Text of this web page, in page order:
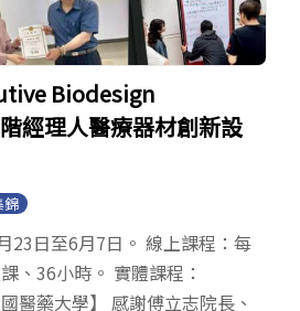
Biodesign
經理人醫療器材創新設
錦
23日至6月7日。 線上課程：每
、36小時。 實體課程：
醫藥大學】 感謝傅立志院長、